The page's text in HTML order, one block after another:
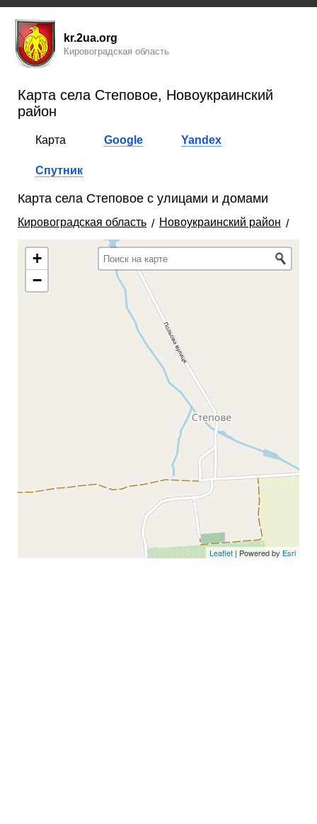
kr.2ua.org
Кировоградская область
Карта села Степовое, Новоукраинский
район
Карта Google Yandex
Спутник
Карта села Степовое с улицами и домами
Кировоградская область Новоукраинский район
+
−
Leaflet | Powered by Esri